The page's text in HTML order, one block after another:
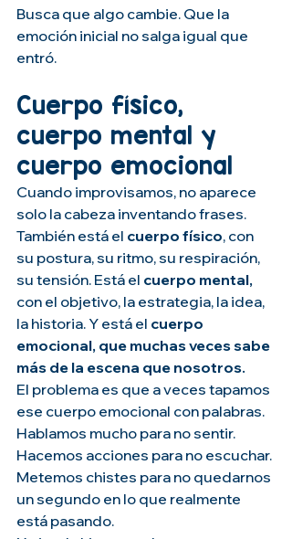
Busca que algo cambie. Que la
emoción inicial no salga igual que
entró.
Cuerpo físico,
cuerpo mental y
cuerpo emocional
Cuando improvisamos, no aparece
solo la cabeza inventando frases.
También está el cuerpo físico, con
su postura, su ritmo, su respiración,
su tensión. Está el cuerpo mental,
con el objetivo, la estrategia, la idea,
la historia. Y está el cuerpo
emocional, que muchas veces sabe
más de la escena que nosotros.
El problema es que a veces tapamos
ese cuerpo emocional con palabras.
Hablamos mucho para no sentir.
Hacemos acciones para no escuchar.
Metemos chistes para no quedarnos
un segundo en lo que realmente
está pasando.